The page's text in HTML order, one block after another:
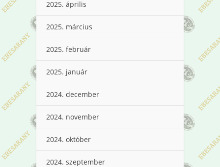
2025. április
2025. március
2025. február
2025. január
2024. december
2024. november
2024. október
2024. szeptember